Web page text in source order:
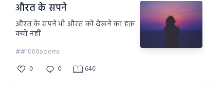
औरत के सपने
औरत के सपने भी औरत को देखने का हक़
क्यों नहीं
##1000poems
0
0 640